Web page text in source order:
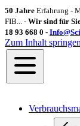
50 Jahre Erfahrung -
FIB... - Wir sind für
18 93 668 0 -
Zum Inhalt springen